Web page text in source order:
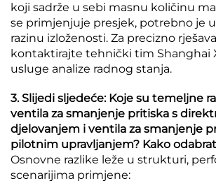
koji sadrže u sebi masnu količinu
se primjenjuje presjek, potrebno je
razinu izloženosti. Za precizno
kontaktirajte tehnički tim Shanghai
usluge analize radnog stanja.
3. Slijedi sljedeće: Koje su temeljne
ventila za smanjenje pritiska s
djelovanjem i ventila za smanjenje
pilotnim upravljanjem? Kako
Osnovne razlike leže u strukturi,
scenarijima primjene: